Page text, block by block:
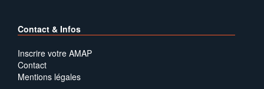
Contact & Infos
Inscrire votre AMAP
Contact
Mentions légales